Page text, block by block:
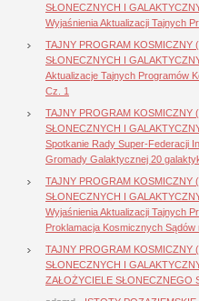
SŁONECZNYCH I
Wyjaśnienia Aktualizacji Tajnych
TAJNY PROGRAM
SŁONECZNYCH I
Aktualizacje Tajnych Programów
Cz. 1
TAJNY PROGRAM
SŁONECZNYCH I
Spotkanie Rady Super-Federacji
Gromady Galaktycznej 20
TAJNY PROGRAM
SŁONECZNYCH I
Wyjaśnienia Aktualizacji Tajnych
Proklamacja Kosmicznych
TAJNY PROGRAM
SŁONECZNYCH I
ZAŁOŻYCIELE SŁONECZNEGO